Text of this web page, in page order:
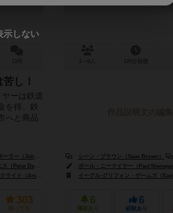
し！
ーは鉄道
を得、鉄
へと商品
ー（John Bohrer）
Peter Dennis）
ポール・ニーマイヤー（Paul Niemeyer）
ライト（Arclight） CZクラウドソフト（CZ Cloud Soft Co.）
303
持ってる
シーン・ブラウン（Sean Brown）
ポール・ニーマイヤー（Paul Niemeyer
イーグル-グリフォン・ゲームズ（
6
興味あり
6
経験あり
示しない